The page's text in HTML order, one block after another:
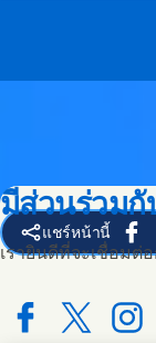
แชร์หน้านี้
มีส่วนร่วมกั
เรายินดีที่จะเชื่อม